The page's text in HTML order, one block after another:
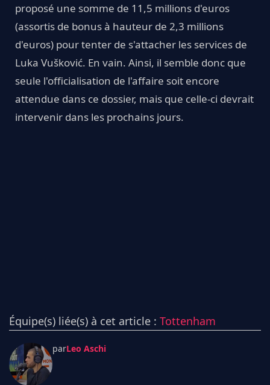
proposé une somme de 11,5 millions d'euros
(assortis de bonus à hauteur de 2,3 millions
d'euros) pour tenter de s'attacher les services de
Luka Vušković. En vain. Ainsi, il semble donc que
seule l'officialisation de l'affaire soit encore
attendue dans ce dossier, mais que celle-ci devrait
intervenir dans les prochains jours.
Équipe(s) liée(s) à cet article : Tottenham
parLeo Aschi